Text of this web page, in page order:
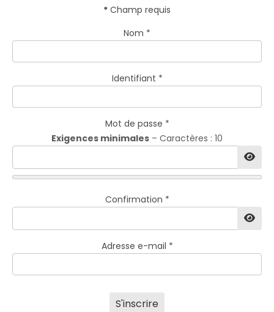
* Champ requis
Nom *
Identifiant *
Mot de passe *
Exigences minimales – Caractères : 10
Confirmation *
Adresse e-mail *
S'inscrire